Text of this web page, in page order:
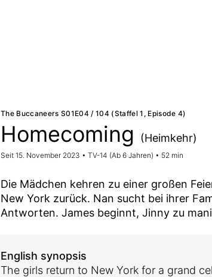
The Buccaneers S01E04 / 104 (Staffel 1, Episode 4)
Homecoming (Heimkehr)
Seit 15. November 2023 • TV-14 (Ab 6 Jahren) • 52 min
Die Mädchen kehren zu einer großen
New York zurück. Nan sucht bei ihrer
Antworten. James beginnt, Jinny zu
English synopsis
The girls return to New York for a grand